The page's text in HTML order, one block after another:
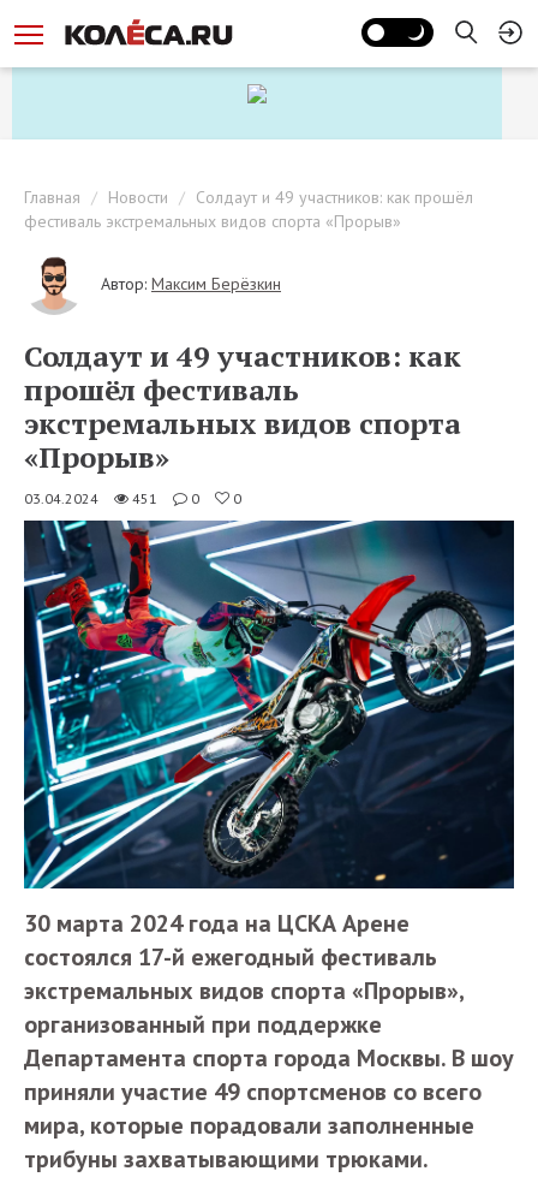
Главная Новости
Солдаут и 49 участников: как прошёл
фестиваль экстремальных видов спорта «Прорыв»
Автор: Максим Берёзкин
Солдаут и 49 участников: как
прошёл фестиваль
экстремальных видов спорта
«Прорыв»
03.04.2024 451 0 0
30 марта 2024 года на ЦСКА Арене
состоялся 17-й ежегодный фестиваль
экстремальных видов спорта «Прорыв»,
организованный при поддержке
Департамента спорта города Москвы. В шоу
приняли участие 49 спортсменов со всего
мира, которые порадовали заполненные
трибуны захватывающими трюками.